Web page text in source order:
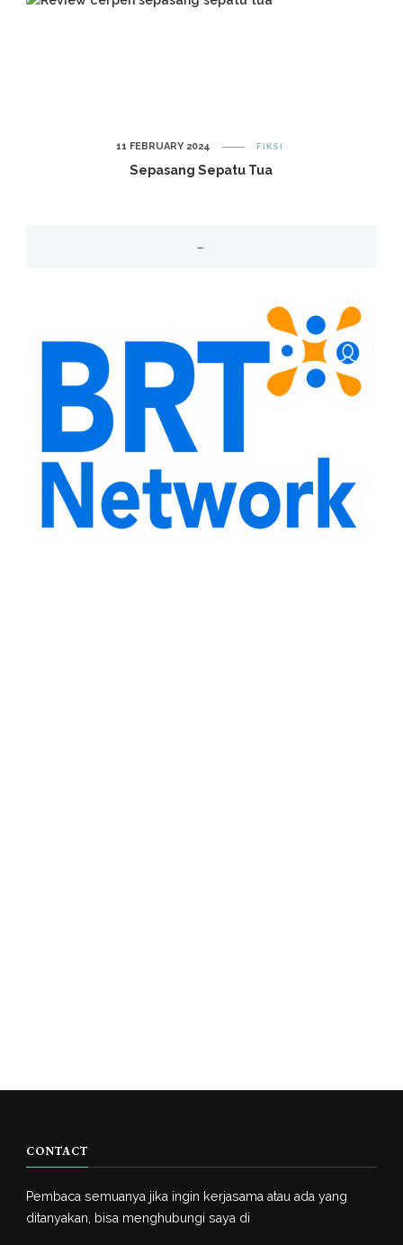
FIKSI
Sepasang Sepatu Tua
11 FEBRUARY 2024
–
CONTACT
Pembaca semuanya jika ingin kerjasama atau ada yang
ditanyakan, bisa menghubungi saya di